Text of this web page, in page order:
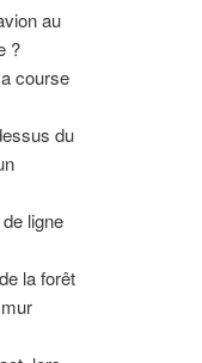
au
?
course
du
ligne
la forêt